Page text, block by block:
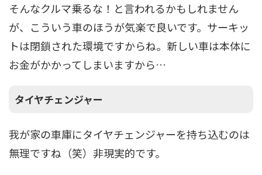
そんなクルマ乗るな！と言われるかもしれません
が、こういう車のほうが気楽で良いです。サーキッ
トは閉鎖された環境ですからね。新しい車は本体に
お金がかかってしまいますから…
タイヤチェンジャー
我が家の車庫にタイヤチェンジャーを持ち込むのは
無理ですね（笑）非現実的です。